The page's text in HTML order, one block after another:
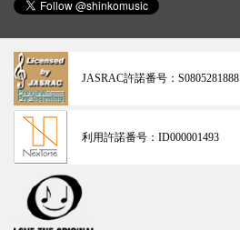
JASRAC許諾番号： S0805281888
利用許諾番号： ID000001493